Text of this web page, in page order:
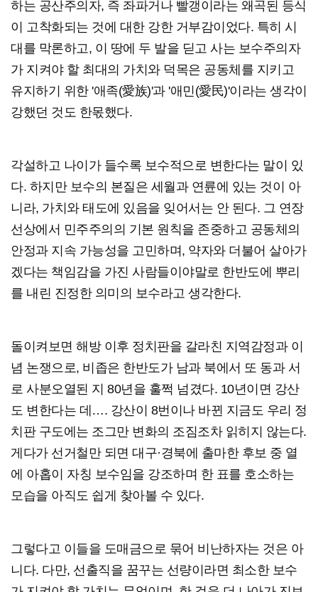
하는 공산주의자, 즉 좌파거나 빨갱이라는 왜곡된 등식
이 고착화되는 것에 대한 강한 거부감이었다. 특히 시
대를 막론하고, 이 땅에 두 발을 딛고 사는 보수주의자
가 지켜야 할 최대의 가치와 덕목은 공동체를 지키고
유지하기 위한 '애족(愛族)'과 '애민(愛民)'이라는 생각이
강했던 것도 한몫했다.
각설하고 나이가 들수록 보수적으로 변한다는 말이 있
다. 하지만 보수의 본질은 세월과 연륜에 있는 것이 아
니라, 가치와 태도에 있음을 잊어서는 안 된다. 그 연장
선상에서 민주주의의 기본 원칙을 존중하고 공동체의
안정과 지속 가능성을 고민하며, 약자와 더불어 살아가
겠다는 책임감을 가진 사람들이야말로 한반도에 뿌리
를 내린 진정한 의미의 보수라고 생각한다.
돌이켜보면 해방 이후 정치판을 갈라친 지역감정과 이
념 논쟁으로, 비좁은 한반도가 남과 북에서 또 동과 서
로 사분오열된 지 80년을 훌쩍 넘겼다. 10년이면 강산
도 변한다는 데…. 강산이 8번이나 바뀐 지금도 우리 정
치판 구도에는 조그만 변화의 조짐조차 읽히지 않는다.
게다가 선거철만 되면 대구·경북에 출마한 후보 중 열
에 아홉이 자칭 보수임을 강조하며 한 표를 호소하는
모습을 아직도 쉽게 찾아볼 수 있다.
그렇다고 이들을 도매금으로 묶어 비난하자는 것은 아
니다. 다만, 선출직을 꿈꾸는 선량이라면 최소한 보수